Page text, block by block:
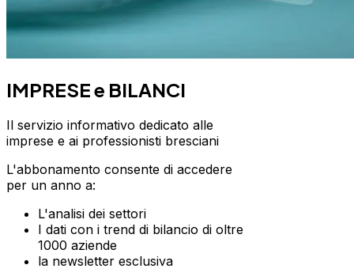
IMPRESE e BILANCI
Il servizio informativo dedicato alle
imprese e ai professionisti bresciani
L'abbonamento consente di accedere
per un anno a:
L'analisi dei settori
I dati con i trend di bilancio di oltre
1000 aziende
la newsletter esclusiva